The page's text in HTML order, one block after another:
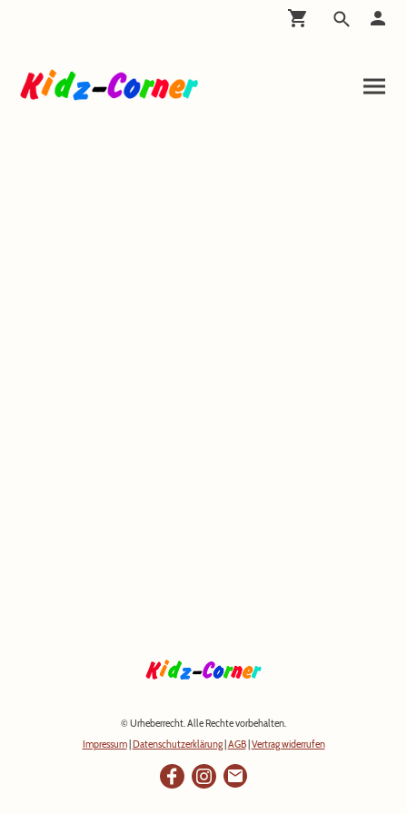
© Urheberrecht. Alle Rechte vorbehalten.
Impressum| Datenschutzerklärung| AGB| Vertrag widerrufen